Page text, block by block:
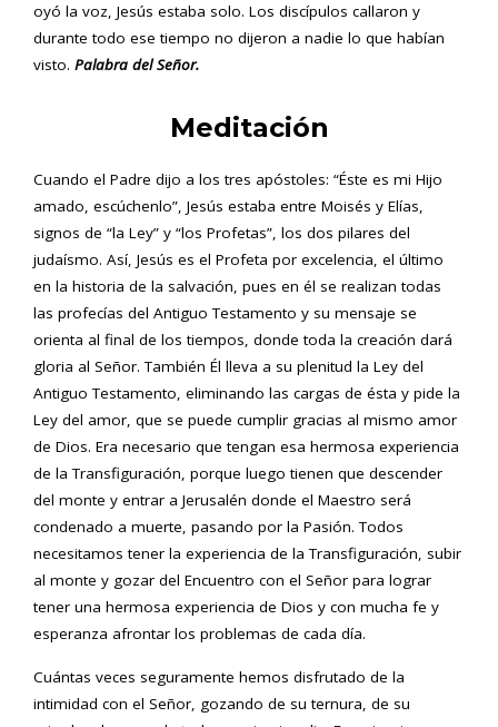
oyó la voz, Jesús estaba solo. Los discípulos callaron y
durante todo ese tiempo no dijeron a nadie lo que habían
visto. Palabra del Señor.
Meditación
Cuando el Padre dijo a los tres apóstoles: “Éste es mi Hijo
amado, escúchenlo”, Jesús estaba entre Moisés y Elías,
signos de “la Ley” y “los Profetas”, los dos pilares del
judaísmo. Así, Jesús es el Profeta por excelencia, el último
en la historia de la salvación, pues en él se realizan todas
las profecías del Antiguo Testamento y su mensaje se
orienta al final de los tiempos, donde toda la creación dará
gloria al Señor. También Él lleva a su plenitud la Ley del
Antiguo Testamento, eliminando las cargas de ésta y pide la
Ley del amor, que se puede cumplir gracias al mismo amor
de Dios. Era necesario que tengan esa hermosa experiencia
de la Transfiguración, porque luego tienen que descender
del monte y entrar a Jerusalén donde el Maestro será
condenado a muerte, pasando por la Pasión. Todos
necesitamos tener la experiencia de la Transfiguración, subir
al monte y gozar del Encuentro con el Señor para lograr
tener una hermosa experiencia de Dios y con mucha fe y
esperanza afrontar los problemas de cada día.
Cuántas veces seguramente hemos disfrutado de la
intimidad con el Señor, gozando de su ternura, de su